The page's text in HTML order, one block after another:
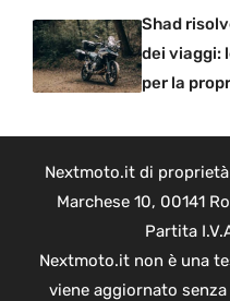
Shad
dei viaggi:
per la
Nextmoto.it di proprietà
Marchese 10, 00141
Partita
Nextmoto.it non è una
viene aggiornato